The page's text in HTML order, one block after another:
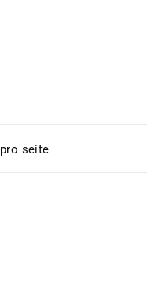
pro seite